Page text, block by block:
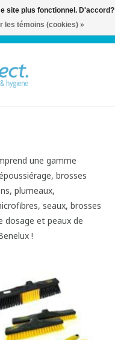
0 Articles
une gamme
brosses
plumeaux,
seaux, brosses
dosage et peaux de
!
site plus fonctionnel. D'accord?
les témoins (cookies) »